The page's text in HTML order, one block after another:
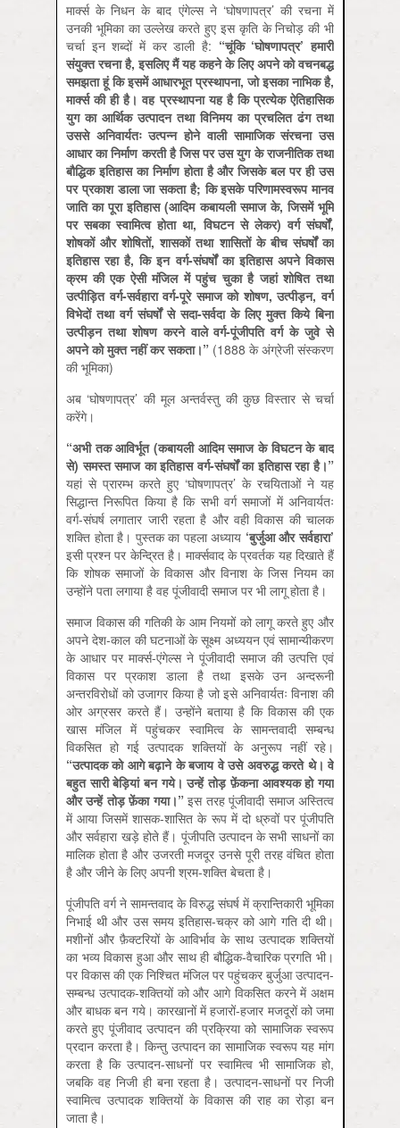
मार्क्स के निधन के बाद एंगेल्स ने ‘घोषणापत्र’ की रचना में
उनकी भूमिका का उल्लेख करते हुए इस कृति के निचोड़ की भी
चर्चा इन शब्दों में कर डाली है: “चूंकि ‘घोषणापत्र’हमारी
संयुक्त रचना है,इसलिए मैं यह कहने के लिए अपने को वचनबद्ध
समझता हूं कि इसमें आधारभूत प्रस्थापना,जो इसका नाभिक है,
मार्क्स की ही है। वह प्रस्थापना यह है कि प्रत्येक ऐतिहासिक
युग का आर्थिक उत्पादन तथा विनिमय का प्रचलित ढंग तथा
उससे अनिवार्यतः उत्पन्न होने वाली सामाजिक संरचना उस
आधार का निर्माण करती है जिस पर उस युग के राजनीतिक तथा
बौद्धिक इतिहास का निर्माण होता है और जिसके बल पर ही उस
पर प्रकाश डाला जा सकता है; कि इसके परिणामस्वरूप मानव
जाति का पूरा इतिहास (आदिम कबायली समाज के,जिसमें भूमि
पर सबका स्वामित्व होता था,विघटन से लेकर) वर्ग संघर्षों,
शोषकों और शोषितों,शासकों तथा शासितों के बीच संघर्षों का
इतिहास रहा है, कि इन वर्ग-संघर्षों का इतिहास अपने विकास
क्रम की एक ऐसी मंजिल में पहुंच चुका है जहां शोषित तथा
उत्पीड़ित वर्ग-सर्वहारा वर्ग-पूरे समाज को शोषण,उत्पीड़न,वर्ग
विभेदों तथा वर्ग संघर्षों से सदा-सर्वदा के लिए मुक्त किये बिना
उत्पीड़न तथा शोषण करने वाले वर्ग-पूंजीपति वर्ग के जुवे से
अपने को मुक्त नहीं कर सकता।” (1888 के अंग्रेजी संस्करण
की भूमिका)
अब ‘घोषणापत्र’ की मूल अन्तर्वस्तु की कुछ विस्तार से चर्चा
करेंगे।
“अभी तक आविर्भूत (कबायली आदिम समाज के विघटन के बाद
से) समस्त समाज का इतिहास वर्ग-संघर्षों का इतिहास रहा है।”
यहां से प्रारम्भ करते हुए ‘घोषणापत्र’ के रचयिताओं ने यह
सिद्धान्त निरूपित किया है कि सभी वर्ग समाजों में अनिवार्यतः
वर्ग-संघर्ष लगातार जारी रहता है और वही विकास की चालक
शक्ति होता है। पुस्तक का पहला अध्याय ‘बुर्जुआ और सर्वहारा’
इसी प्रश्न पर केन्द्रित है। मार्क्सवाद के प्रवर्तक यह दिखाते हैं
कि शोषक समाजों के विकास और विनाश के जिस नियम का
उन्होंने पता लगाया है वह पूंजीवादी समाज पर भी लागू होता है।
समाज विकास की गतिकी के आम नियमों को लागू करते हुए और
अपने देश-काल की घटनाओं के सूक्ष्म अध्ययन एवं सामान्यीकरण
के आधार पर मार्क्स-एंगेल्स ने पूंजीवादी समाज की उत्पत्ति एवं
विकास पर प्रकाश डाला है तथा इसके उन अन्दरूनी
अन्तरविरोधों को उजागर किया है जो इसे अनिवार्यतः विनाश की
ओर अग्रसर करते हैं। उन्होंने बताया है कि विकास की एक
खास मंजिल में पहुंचकर स्वामित्व के सामन्तवादी सम्बन्ध
विकसित हो गई उत्पादक शक्तियों के अनुरूप नहीं रहे।
“उत्पादक को आगे बढ़ाने के बजाय वे उसे अवरुद्ध करते थे। वे
बहुत सारी बेड़ियां बन गये। उन्हें तोड़ फ़ेंकना आवश्यक हो गया
और उन्हें तोड़ फ़ेंका गया।”इस तरह पूंजीवादी समाज अस्तित्व
में आया जिसमें शासक-शासित के रूप में दो ध्रुवों पर पूंजीपति
और सर्वहारा खड़े होते हैं। पूंजीपति उत्पादन के सभी साधनों का
मालिक होता है और उजरती मजदूर उनसे पूरी तरह वंचित होता
है और जीने के लिए अपनी श्रम-शक्ति बेचता है।
पूंजीपति वर्ग ने सामन्तवाद के विरुद्ध संघर्ष में क्रान्तिकारी भूमिका
निभाई थी और उस समय इतिहास-चक्र को आगे गति दी थी।
मशीनों और फ़ैक्टरियों के आविर्भाव के साथ उत्पादक शक्तियों
का भव्य विकास हुआ और साथ ही बौद्धिक-वैचारिक प्रगति भी।
पर विकास की एक निश्चित मंजिल पर पहुंचकर बुर्जुआ उत्पादन-
सम्बन्ध उत्पादक-शक्तियों को और आगे विकसित करने में अक्षम
और बाधक बन गये। कारखानों में हजारों-हजार मजदूरों को जमा
करते हुए पूंजीवाद उत्पादन की प्रक्रिया को सामाजिक स्वरूप
प्रदान करता है। किन्तु उत्पादन का सामाजिक स्वरूप यह मांग
करता है कि उत्पादन-साधनों पर स्वामित्व भी सामाजिक हो,
जबकि वह निजी ही बना रहता है। उत्पादन-साधनों पर निजी
स्वामित्व उत्पादक शक्तियों के विकास की राह का रोड़ा बन
जाता है।